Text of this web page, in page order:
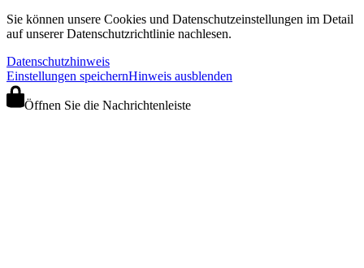
Sie können unsere Cookies und Datenschutzeinstellungen im Detail
auf unserer Datenschutzrichtlinie nachlesen.
Datenschutzhinweis
Einstellungen speichernHinweis ausblenden
Öffnen Sie die Nachrichtenleiste